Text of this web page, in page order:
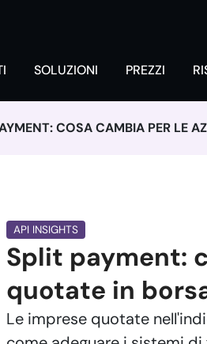
SOLUZIONI PREZZI
COSA CAMBIA PER LE
API INSIGHTS
Split payment:
quotate in
Le imprese quotate